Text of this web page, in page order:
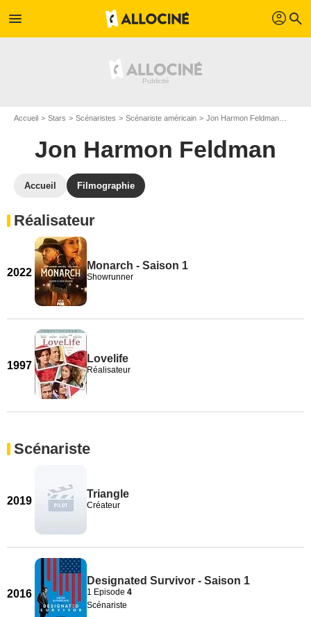
menu profil search
Accueil Stars Scénaristes Scénariste américain Jon Harmon Feldman
Jon Harmon Feldman
Accueil Filmographie
Réalisateur
2022
Monarch - Saison 1
Showrunner
1997
Lovelife
Réalisateur
Scénariste
2019
Triangle
Créateur
2016
Designated Survivor - Saison 1
1 Episode 4
Scénariste